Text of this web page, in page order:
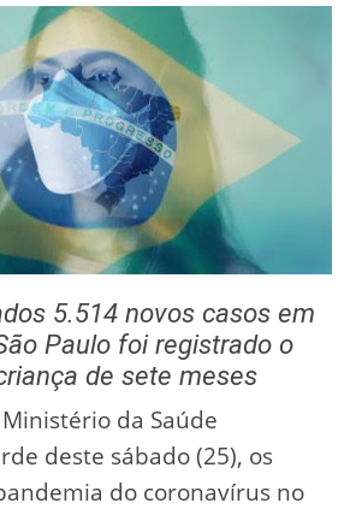
5.514 novos casos em
Paulo foi registrado o
de sete meses
da Saúde
deste sábado (25), os
do coronavírus no